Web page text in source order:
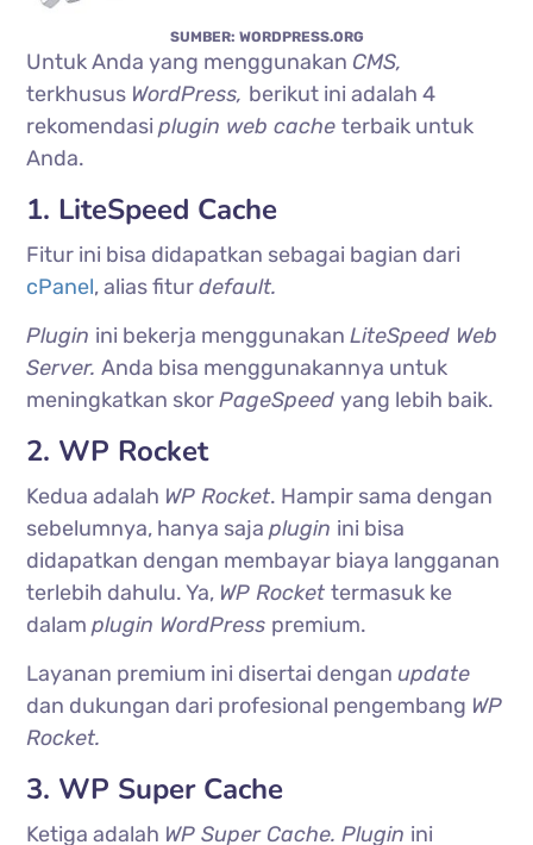
SUMBER: WORDPRESS.ORG
Untuk Anda yang menggunakan CMS,
terkhusus WordPress, berikut ini adalah 4
rekomendasiplugin web cacheterbaik untuk
Anda.
1. LiteSpeed Cache
Fitur ini bisa didapatkan sebagai bagian dari
cPanel, alias fiturdefault.
Plugin ini bekerja menggunakanLiteSpeed Web
Server.Anda bisa menggunakannya untuk
meningkatkan skorPageSpeedyang lebih baik.
2. WP Rocket
Kedua adalah WP Rocket. Hampir sama dengan
sebelumnya, hanya sajaplugin ini bisa
didapatkan dengan membayar biaya langganan
terlebih dahulu. Ya, WP Rockettermasuk ke
dalamplugin WordPress premium.
Layanan premium ini disertai denganupdate
dan dukungan dari profesional pengembang WP
Rocket.
3. WP Super Cache
Ketiga adalah WP Super Cache. Plugin ini